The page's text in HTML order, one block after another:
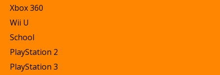
Xbox 360
Wii U
School
PlayStation 2
PlayStation 3